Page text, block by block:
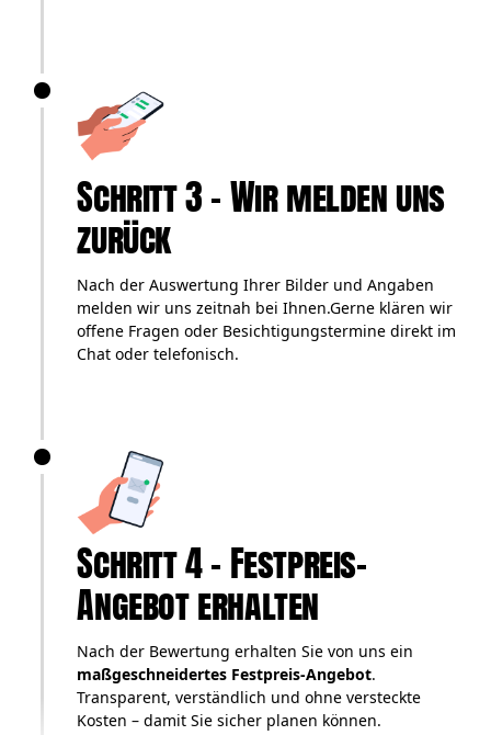
Schritt 3 – Wir melden uns
zurück
Nach der Auswertung Ihrer Bilder und Angaben
melden wir uns zeitnah bei Ihnen.Gerne klären wir
offene Fragen oder Besichtigungstermine direkt im
Chat oder telefonisch.
Schritt 4 – Festpreis-
Angebot erhalten
Nach der Bewertung erhalten Sie von uns ein
maßgeschneidertes Festpreis-Angebot.
Transparent, verständlich und ohne versteckte
Kosten – damit Sie sicher planen können.